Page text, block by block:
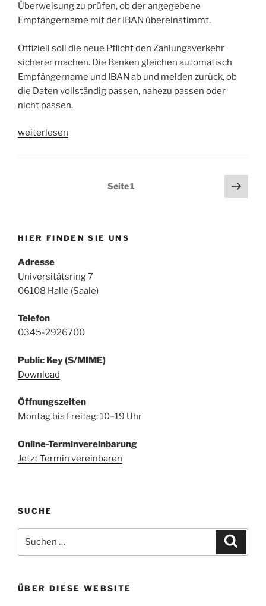
Überweisung zu prüfen, ob der angegebene
Empfängername mit der IBAN übereinstimmt.
Offiziell soll die neue Pflicht den Zahlungsverkehr
sicherer machen. Die Banken gleichen automatisch
Empfängername und IBAN ab und melden zurück, ob
die Daten vollständig passen, nahezu passen oder
nicht passen.
„Verification
2025“
weiterlesen
Seitennummerierung
Seite1
HIER FINDEN SIE UNS
Adresse
Universitätsring 7
06108 Halle (Saale)
Telefon
0345-2926700
Public Key (S/MIME)
Download
Öffnungszeiten
Montag bis Freitag: 10–19 Uhr
Online-Terminvereinbarung
Jetzt Termin vereinbaren
SUCHE
nach:
ÜBER DIESE WEBSITE